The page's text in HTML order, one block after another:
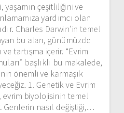
yaşamın çeşitliliğini ve
yardımcı olan
Charles Darwin’in temel
bu alan, günümüzde
tartışma içerir. “Evrim
başlıklı bu makalede,
önemli ve karmaşık
1. Genetik ve Evrim
evrim biyolojisinin temel
Genlerin nasıl değiştiği,…